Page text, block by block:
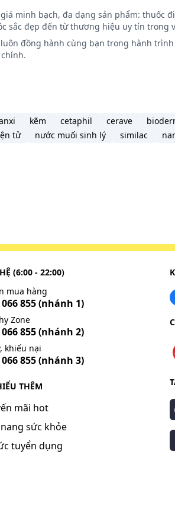
minh bạch, đa dạng sản phẩm: thuốc
sắc đẹp đến từ thương hiệu uy tín trong
đồng hành cùng bạn trong hành trình
kẽm cetaphil cerave
tử nước muối sinh lý similac
(6:00 - 22:00)
mua hàng
855(nhánh 1)
Zone
855(nhánh 2)
khiếu nại
855(nhánh 3)
THÊM
mãi hot
sức khỏe
tuyển dụng